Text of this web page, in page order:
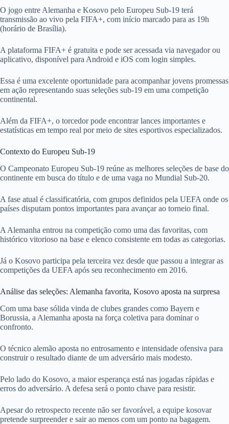
O jogo entre Alemanha e Kosovo pelo Europeu Sub-19 terá
transmissão ao vivo pela FIFA+, com início marcado para as 19h
(horário de Brasília).
A plataforma FIFA+ é gratuita e pode ser acessada via navegador ou
aplicativo, disponível para Android e iOS com login simples.
Essa é uma excelente oportunidade para acompanhar jovens promessas
em ação representando suas seleções sub-19 em uma competição
continental.
Além da FIFA+, o torcedor pode encontrar lances importantes e
estatísticas em tempo real por meio de sites esportivos especializados.
Contexto do Europeu Sub-19
O Campeonato Europeu Sub-19 reúne as melhores seleções de base do
continente em busca do título e de uma vaga no Mundial Sub-20.
A fase atual é classificatória, com grupos definidos pela UEFA onde os
países disputam pontos importantes para avançar ao torneio final.
A Alemanha entrou na competição como uma das favoritas, com
histórico vitorioso na base e elenco consistente em todas as categorias.
Já o Kosovo participa pela terceira vez desde que passou a integrar as
competições da UEFA após seu reconhecimento em 2016.
Análise das seleções: Alemanha favorita, Kosovo aposta na surpresa
Com uma base sólida vinda de clubes grandes como Bayern e
Borussia, a Alemanha aposta na força coletiva para dominar o
confronto.
O técnico alemão aposta no entrosamento e intensidade ofensiva para
construir o resultado diante de um adversário mais modesto.
Pelo lado do Kosovo, a maior esperança está nas jogadas rápidas e
erros do adversário. A defesa será o ponto chave para resistir.
Apesar do retrospecto recente não ser favorável, a equipe kosovar
pretende surpreender e sair ao menos com um ponto na bagagem.